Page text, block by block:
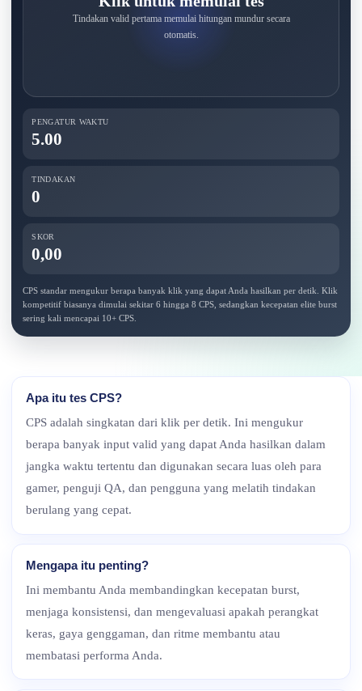
Tindakan valid pertama memulai hitungan mundur secara
otomatis.
PENGATUR WAKTU
5.00
TINDAKAN
0
SKOR
0,00
CPS standar mengukur berapa banyak klik yang dapat Anda hasilkan per detik. Klik
kompetitif biasanya dimulai sekitar 6 hingga 8 CPS, sedangkan kecepatan elite burst
sering kali mencapai 10+ CPS.
Apa itu tes CPS?
CPS adalah singkatan dari klik per detik. Ini mengukur
berapa banyak input valid yang dapat Anda hasilkan dalam
jangka waktu tertentu dan digunakan secara luas oleh para
gamer, penguji QA, dan pengguna yang melatih tindakan
berulang yang cepat.
Mengapa itu penting?
Ini membantu Anda membandingkan kecepatan burst,
menjaga konsistensi, dan mengevaluasi apakah perangkat
keras, gaya genggaman, dan ritme membantu atau
membatasi performa Anda.